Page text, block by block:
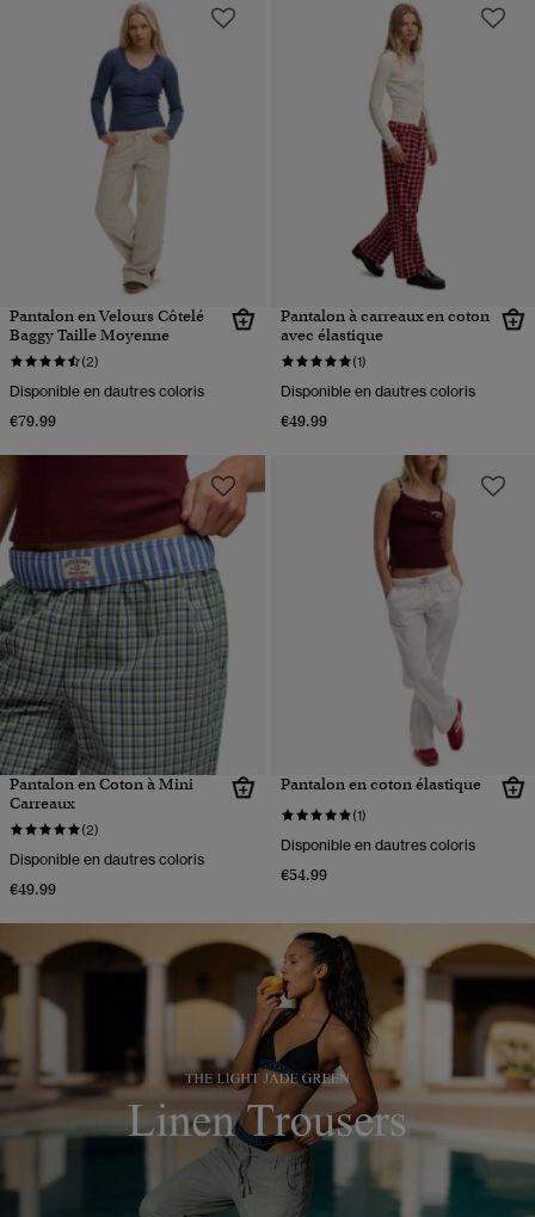
Pantalon en Velours Côtelé
Baggy Taille Moyenne
(2)
Disponible en dautres coloris
€79.99
Pantalon à carreaux en coton
avec élastique
(1)
Disponible en dautres coloris
€49.99
Pantalon en Coton à Mini
Carreaux
(2)
Disponible en dautres coloris
€49.99
Pantalon en coton élastique
(1)
Disponible en dautres coloris
€54.99